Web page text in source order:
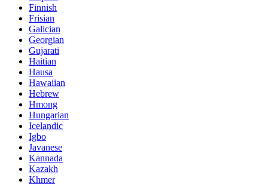
Finnish
Frisian
Galician
Georgian
Gujarati
Haitian
Hausa
Hawaiian
Hebrew
Hmong
Hungarian
Icelandic
Igbo
Javanese
Kannada
Kazakh
Khmer